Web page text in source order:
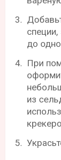
до
При
из